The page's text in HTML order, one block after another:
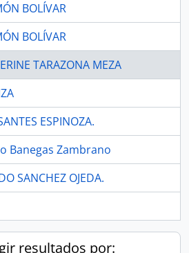
BOLÍVAR
BOLÍVAR
TARAZONA MEZA
ESPINOZA.
Banegas Zambrano
SANCHEZ OJEDA.
resultados por: